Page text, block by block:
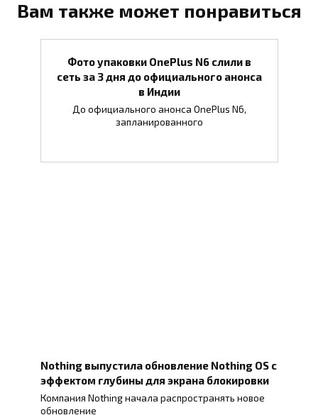
Вам также может понравиться
Фото упаковки OnePlus N6 слили в
сеть за 3 дня до официального анонса
в Индии
До официального анонса OnePlus N6,
запланированного
Nothing выпустила обновление Nothing OS с
эффектом глубины для экрана блокировки
Компания Nothing начала распространять новое
обновление